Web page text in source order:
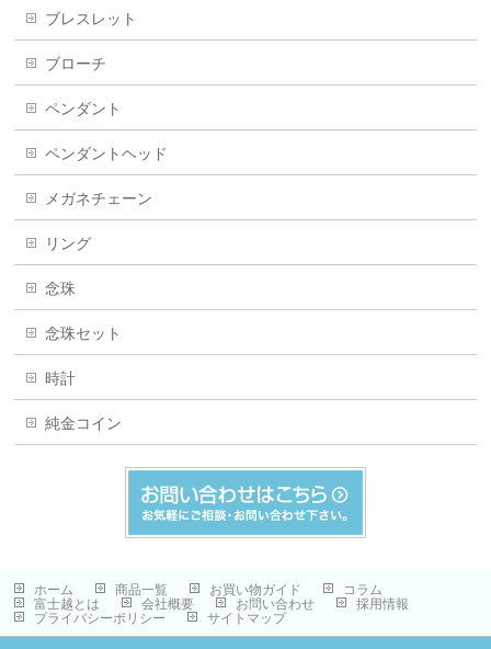
ブレスレット
ブローチ
ペンダント
ペンダントヘッド
メガネチェーン
リング
念珠
念珠セット
時計
純金コイン
ホーム 商品一覧 お買い物ガイド
コラム
富士越とは
会社概要 お問い合わせ
採用情報
プライバシーポリシー
サイトマップ